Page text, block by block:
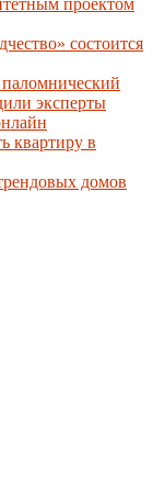
проектом
состоится
эксперты
квартиру в
домов